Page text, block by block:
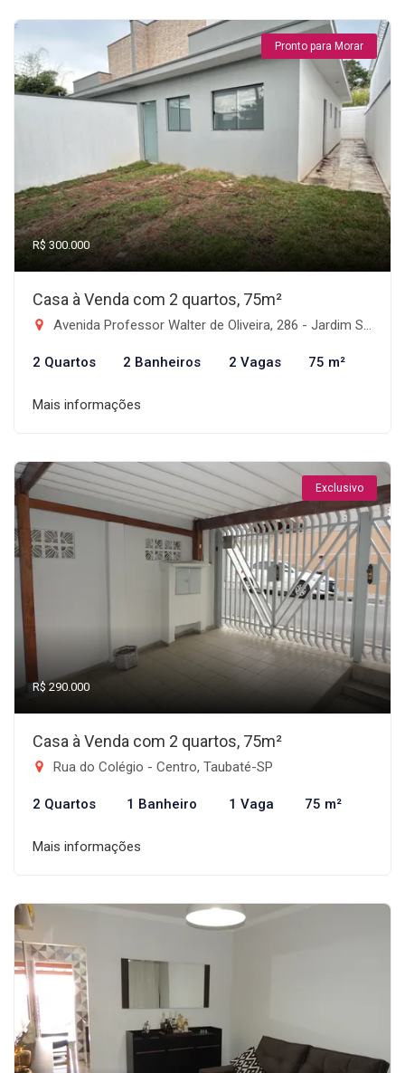
Pronto para Morar
R$ 300.000
Casa à Venda com 2 quartos, 75m²
Avenida Professor Walter de Oliveira, 286 - Jardim Santa Teresa, Taubaté-SP
2 Quartos 2 Banheiros 2 Vagas 75 m²
Mais informações
Exclusivo
R$ 290.000
Casa à Venda com 2 quartos, 75m²
Rua do Colégio - Centro, Taubaté-SP
2 Quartos 1 Banheiro 1 Vaga 75 m²
Mais informações